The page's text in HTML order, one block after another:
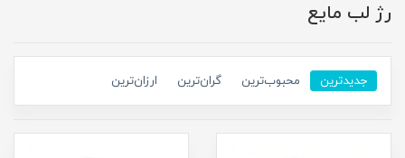
رژ لب مایع
جدیدترین محبوب‌ترین گران‌ترین ارزان‌ترین